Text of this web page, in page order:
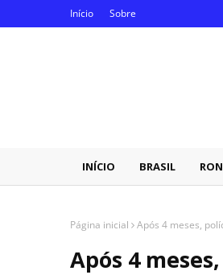
Início Sobre
INÍCIO BRASIL
Página inicial Após 4 meses,
Após 4